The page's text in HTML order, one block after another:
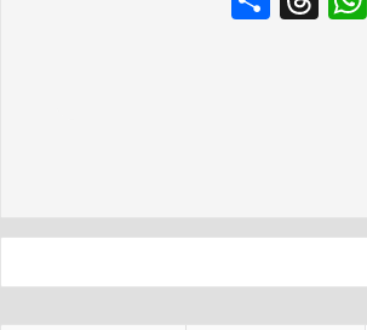
p